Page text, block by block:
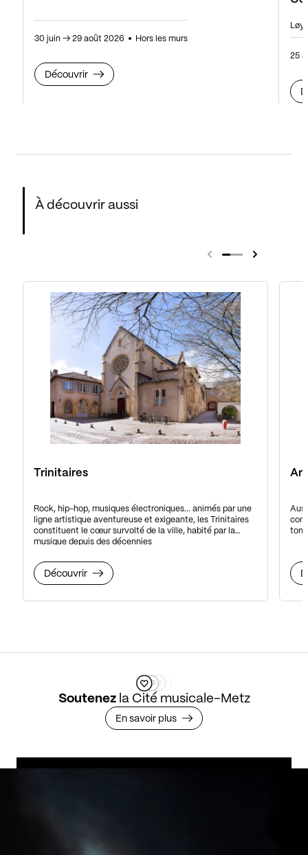
30 juin →29 août 2026 Hors les murs
Découvrir
25
À découvrir aussi
Trinitaires
Rock, hip-hop, musiques électroniques... animés par une
ligne artistique aventureuse et exigeante, les Trinitaires
constituent le cœur survolté de la ville, habité par la
musique depuis des décennies
Découvrir
tons
Soutenezla Cité musicale-Metz
En savoir plus